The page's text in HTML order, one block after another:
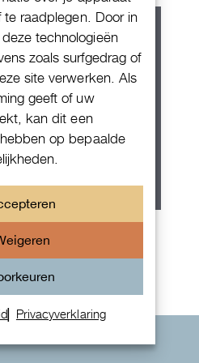
raadplegen. Door in
technologieën
zoals surfgedrag of
site verwerken. Als
geeft of uw
kan dit een
op bepaalde
Privacyverklaring
Perpetual 36